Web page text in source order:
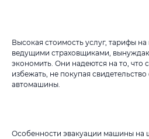
Высокая стоимость услуг, тарифы
ведущими страховщиками,
экономить. Они надеются на то, что
избежать, не покупая
автомашины.
Особенности эвакуации машины на